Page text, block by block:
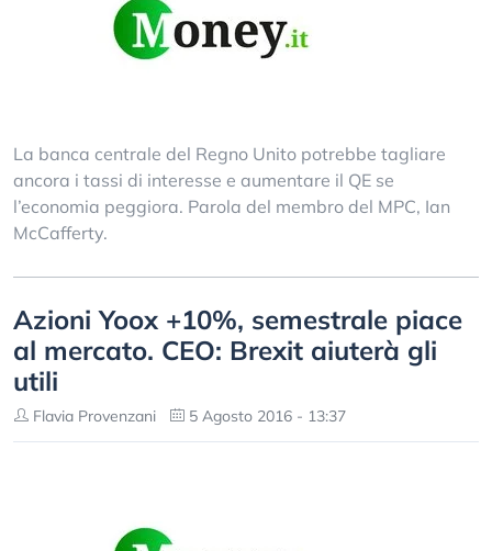
La banca centrale del Regno Unito potrebbe tagliare
ancora i tassi di interesse e aumentare il QE se
l’economia peggiora. Parola del membro del MPC, Ian
McCafferty.
Azioni Yoox +10%, semestrale piace
al mercato. CEO: Brexit aiuterà gli
utili
Flavia Provenzani 5 Agosto 2016 - 13:37